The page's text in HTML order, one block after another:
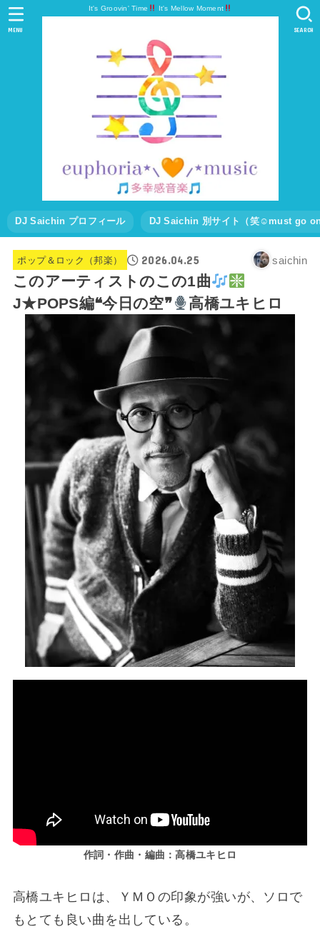
It's Groovin' Time It's Mellow Moment
DJ Saichin プロフィール DJ Saichin 別サイト（笑☺must go
SEARCH
MENU
ポップ＆ロック（邦楽） 2026.04.25 saichin
このアーティストのこの1曲
J★POPS編❝今日の空❞
高橋ユキヒロ
作詞・作曲・編曲：高橋ユキヒロ
高橋ユキヒロは、ＹＭＯの印象が強いが、ソロで
もとても良い曲を出している。